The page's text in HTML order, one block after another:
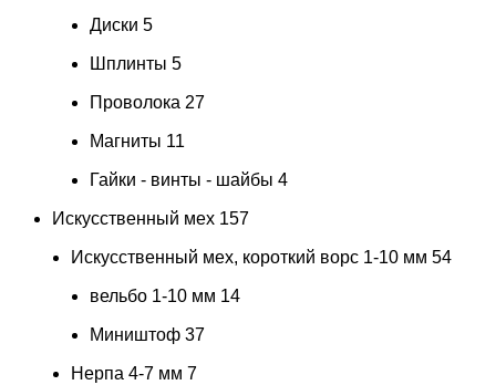
Диски 5
Шплинты 5
Проволока 27
Магниты 11
Гайки - винты - шайбы 4
Искусственный мех 157
Искусственный мех, короткий ворс 1-10 мм 54
вельбо 1-10 мм 14
Миништоф 37
Нерпа 4-7 мм 7